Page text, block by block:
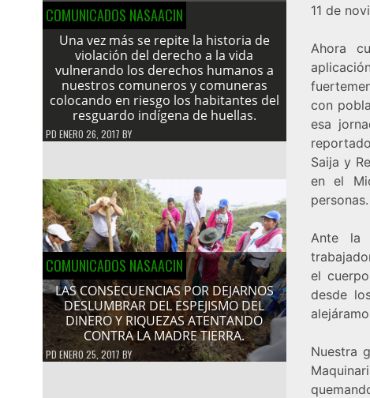
COMUNICADOS NASAACIN
Una vez más se repite la historia de
violación del derecho a la vida
vulnerando los derechos humanos a
nuestros comuneros y comuneras
colocando en riesgo los habitantes del
resguardo indígena de huellas.
PD ENERO 26, 2017 BY
COMUNICADOS NASAACIN
LAS CONSECUENCIAS POR DEJARNOS
DESLUMBRAR DEL ESPEJISMO DEL
DINERO Y RIQUEZAS ATENTANDO
CONTRA LA MADRE TIERRA.
PDENERO 25, 2017 BY
11 de
Ahora
con
esa
Saija y
en el
personas.
Ante la
el
desde
Nuestra